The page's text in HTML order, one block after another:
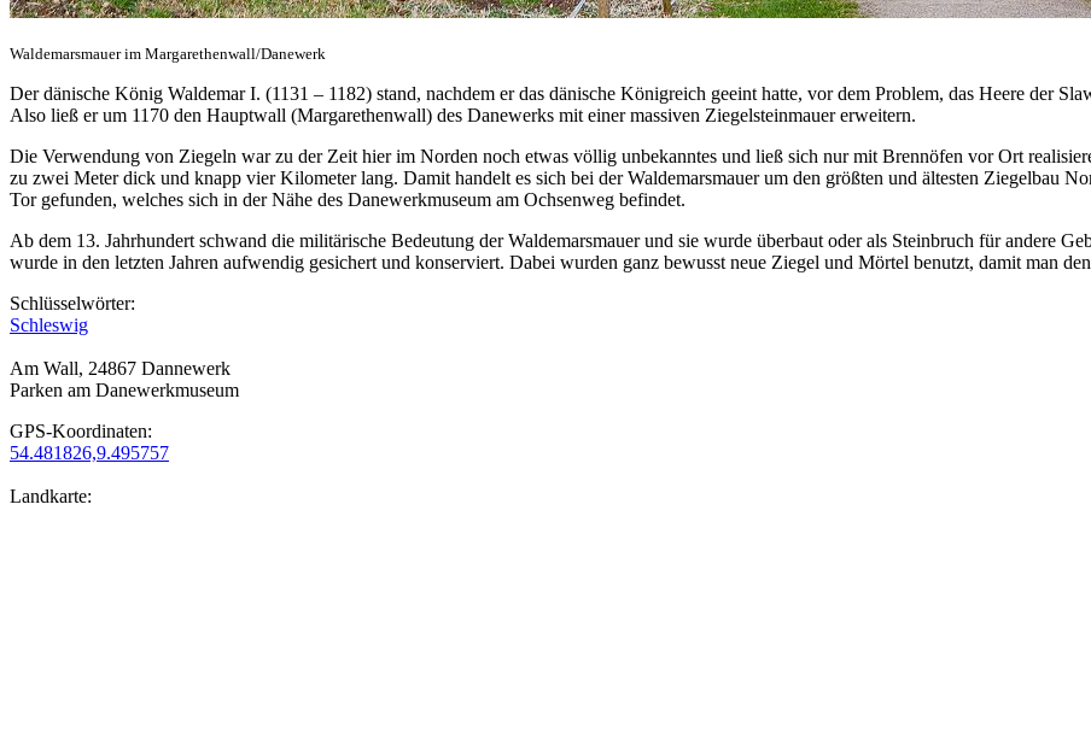
Waldemarsmauer im Margarethenwall/Danewerk
Der dänische König Waldemar I. (1131 – 1182) stand, nachdem er das dänische Königreich geeint hatte, vor dem Problem, das Heere der
Also ließ er um 1170 den Hauptwall (Margarethenwall) des Danewerks mit einer massiven Ziegelsteinmauer erweitern.
Die Verwendung von Ziegeln war zu der Zeit hier im Norden noch etwas völlig unbekanntes und ließ sich nur mit Brennöfen vor Ort
zu zwei Meter dick und knapp vier Kilometer lang. Damit handelt es sich bei der Waldemarsmauer um den größten und ältesten Ziegelbau
Tor gefunden, welches sich in der Nähe des Danewerkmuseum am Ochsenweg befindet.
Ab dem 13. Jahrhundert schwand die militärische Bedeutung der Waldemarsmauer und sie wurde überbaut oder als Steinbruch für andere
wurde in den letzten Jahren aufwendig gesichert und konserviert. Dabei wurden ganz bewusst neue Ziegel und Mörtel benutzt, damit man
Schlüsselwörter:
Schleswig
Am Wall, 24867 Dannewerk
Parken am Danewerkmuseum
GPS-Koordinaten:
54.481826,9.495757
Landkarte: